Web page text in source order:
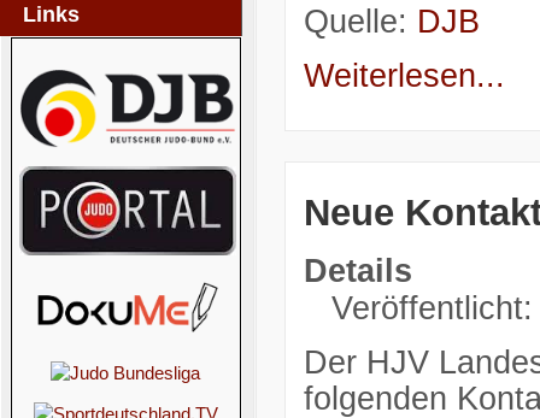
Links Quelle: DJB
Weiterlesen...
Neue
Details
Der HJV
folgenden